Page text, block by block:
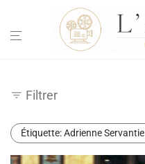
Filtrer
Étiquette:Adrienne Servantie